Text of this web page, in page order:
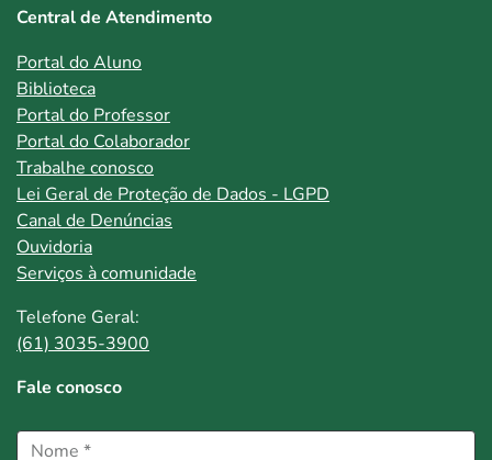
Central de Atendimento
Portal do Aluno
Biblioteca
Portal do Professor
Portal do Colaborador
Trabalhe conosco
Lei Geral de Proteção de Dados - LGPD
Canal de Denúncias
Ouvidoria
Serviços à comunidade
Telefone Geral:
(61) 3035-3900
Fale conosco